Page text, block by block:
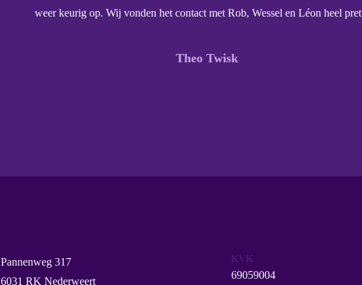
weer keurig op. Wij vonden het contact met Rob, Wessel en Léon heel
Theo Twisk
Pannenweg 317
6031 RK Nederweert
KVK
69059004